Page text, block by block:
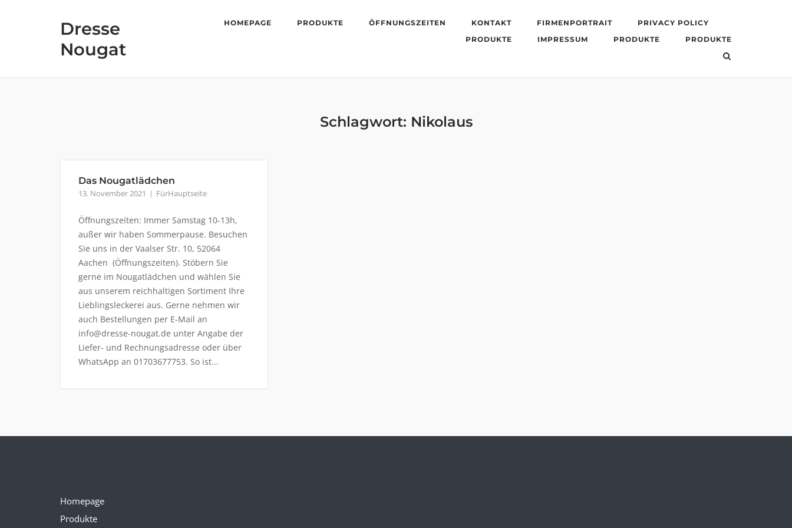
Dresse
Nougat
HOMEPAGE PRODUKTE ÖFFNUNGSZEITEN KONTAKT FIRMENPORTRAIT
PRIVACY POLICY
PRODUKTE
IMPRESSUM PRODUKTE PRODUKTE
Schlagwort: Nikolaus
Das Nougatlädchen
13. November 2021 FürHauptseite
Öffnungszeiten: Immer Samstag 10-13h,
außer wir haben Sommerpause. Besuchen
Sie uns in der Vaalser Str. 10, 52064
Aachen (Öffnungszeiten). Stöbern Sie
gerne im Nougatlädchen und wählen Sie
aus unserem reichhaltigen Sortiment Ihre
Lieblingsleckerei aus. Gerne nehmen wir
auch Bestellungen per E-Mail an
info@dresse-nougat.de unter Angabe der
Liefer- und Rechnungsadresse oder über
WhatsApp an 01703677753. So ist...
Homepage
Produkte